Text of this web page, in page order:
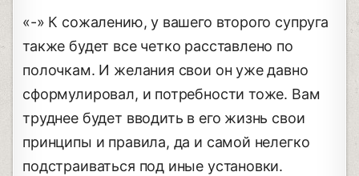
«-» К сожалению, у вашего второго супруга
также будет все четко расставлено по
полочкам. И желания свои он уже давно
сформулировал, и потребности тоже. Вам
труднее будет вводить в его жизнь свои
принципы и правила, да и самой нелегко
подстраиваться под иные установки.